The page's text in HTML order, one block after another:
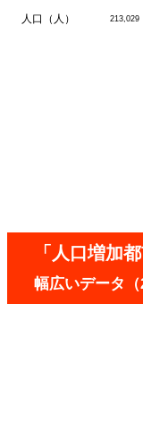
人口（人） 213,029
「人口増加
幅広いデータ